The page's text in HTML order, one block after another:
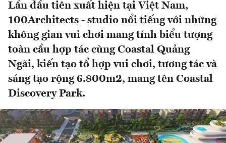
Lần đầu tiên xuất hiện tại Việt Nam,
100Architects - studio nổi tiếng với những
không gian vui chơi mang tính biểu tượng
toàn cầu hợp tác cùng Coastal Quảng
Ngãi, kiến tạo tổ hợp vui chơi, tương tác và
sáng tạo rộng 6.800m2, mang tên Coastal
Discovery Park.